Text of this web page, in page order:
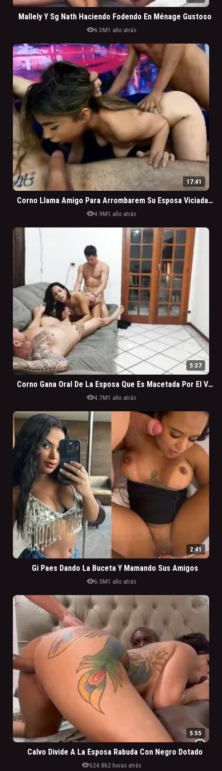
Mallely Y Sg Nath Haciendo Fodendo En Ménage Gustoso
visibility6.3M1 año atrás
17:41
Corno Llama Amigo Para Arrombarem Su Esposa Viciada En DP
visibility4.9M1 año atrás
5:37
Corno Gana Oral De La Esposa Que Es Macetada Por El Vecino
visibility4.7M1 año atrás
2:41
Gi Paes Dando La Buceta Y Mamando Sus Amigos
visibility6.5M1 año atrás
5:55
Calvo Divide A La Esposa Rabuda Con Negro Dotado
visibility524.8k2 horas atrás